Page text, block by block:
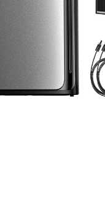
lai palielinātu